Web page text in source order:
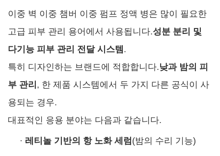
이중 벽 이중 챔버 이중 펌프 정액 병은 많이 필요한
고급 피부 관리 용어에서 사용됩니다.성분 분리 및
다기능 피부 관리 전달 시스템 .
특히 디자인하는 브랜드에 적합합니다.낮과 밤의 피
부 관리 , 한 제품 시스템에서 두 가지 다른 공식이 사
용되는 경우.
대표적인 응용 분야는 다음과 같습니다.
· 레티놀 기반의 항 노화 세럼 (밤의 수리 기능)